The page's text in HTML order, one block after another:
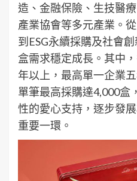
造、金融保險、生技醫
產業協會等多元產業。
到ESG永續採購及社會
盒需求穩定成長。其中
年以上，最高單一企業
單筆最高採購達4,000盒
性的愛心支持，逐步發
重要一環。